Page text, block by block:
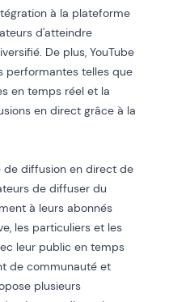
à la plateforme
d'atteindre
De plus, YouTube
performantes telles que
en temps réel et la
en direct grâce à la
de diffusion en direct de
de diffuser du
à leurs abonnés
les particuliers et les
leur public en temps
de communauté et
plusieurs